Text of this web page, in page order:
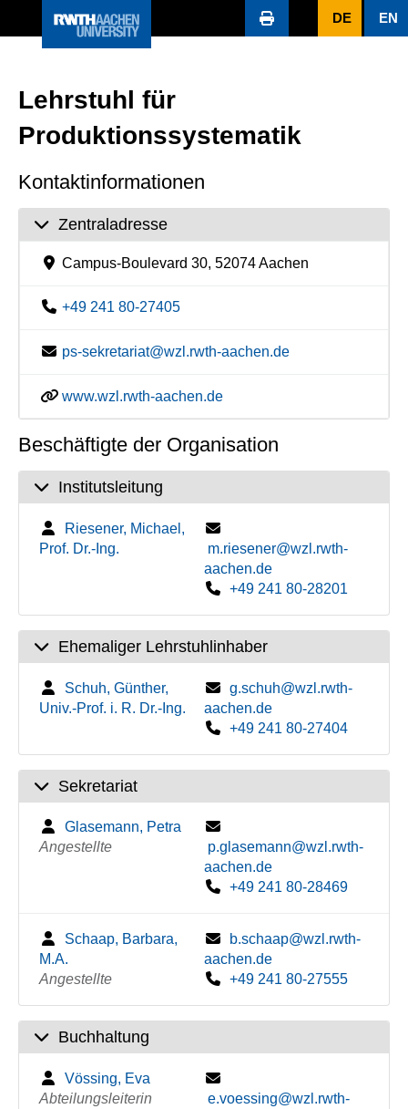
DE EN
Lehrstuhl für
Produktionssystematik
Kontaktinformationen
Zentraladresse
Campus-Boulevard 30, 52074 Aachen
+49 241 80-27405
ps-sekretariat@wzl.rwth-aachen.de
www.wzl.rwth-aachen.de
Beschäftigte der Organisation
Institutsleitung
Riesener, Michael,
Prof. Dr.-Ing.
m.riesener@wzl.rwth-
aachen.de
+49 241 80-28201
Ehemaliger Lehrstuhlinhaber
Schuh, Günther,
Univ.-Prof. i. R. Dr.-Ing.
g.schuh@wzl.rwth-
aachen.de
+49 241 80-27404
Sekretariat
Glasemann, Petra
Angestellte
p.glasemann@wzl.rwth-
aachen.de
+49 241 80-28469
Schaap, Barbara,
M.A.
Angestellte
b.schaap@wzl.rwth-
aachen.de
+49 241 80-27555
Buchhaltung
Vössing, Eva
Abteilungsleiterin
e.voessing@wzl.rwth-